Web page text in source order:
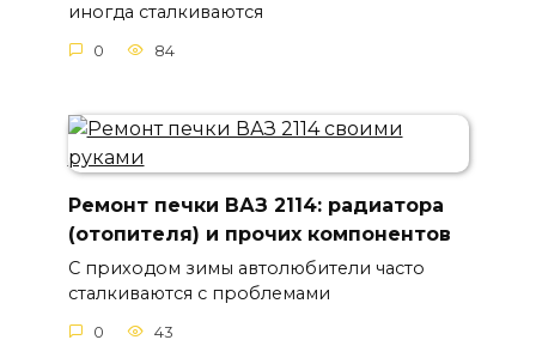
иногда сталкиваются
0 84
Ремонт печки ВАЗ 2114: радиатора
(отопителя) и прочих компонентов
С приходом зимы автолюбители часто
сталкиваются с проблемами
0 43